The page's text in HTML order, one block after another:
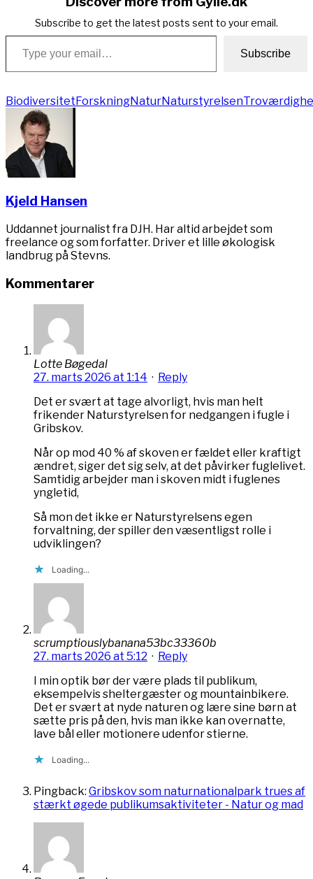
Subscribe to get the latest posts sent to your email.
Type your email…
Subscribe
BiodiversitetForskningNaturNaturstyrelsen
Kjeld Hansen
Uddannet journalist fra DJH. Har altid arbejdet som
freelance og som forfatter. Driver et lille økologisk
landbrug på Stevns.
Kommentarer
Lotte Bøgedal
27. marts 2026 at 1:14 · Reply
Det er svært at tage alvorligt, hvis man helt
frikender Naturstyrelsen for nedgangen i fugle i
Gribskov.
Når op mod 40 % af skoven er fældet eller kraftigt
ændret, siger det sig selv, at det påvirker fuglelivet.
Samtidig arbejder man i skoven midt i fuglenes
yngletid,
Så mon det ikke er Naturstyrelsens egen
forvaltning, der spiller den væsentligst rolle i
udviklingen?
Loading...
scrumptiouslybanana53bc33360b
27. marts 2026 at 5:12 · Reply
I min optik bør der være plads til publikum,
eksempelvis sheltergæster og mountainbikere.
Det er svært at nyde naturen og lære sine børn at
sætte pris på den, hvis man ikke kan overnatte,
lave bål eller motionere udenfor stierne.
Loading...
Pingback: Gribskov som naturnationalpark trues af
stærkt øgede publikumsaktiviteter - Natur og mad